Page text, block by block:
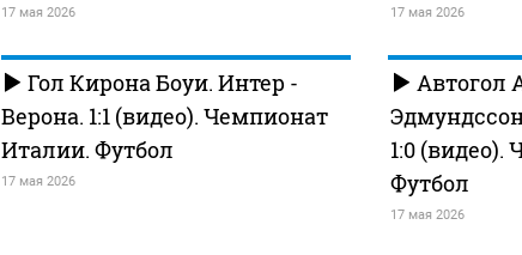
17 мая 2026 17 мая 2026
Гол Кирона Боуи. Интер -
Верона. 1:1 (видео). Чемпионат
Италии. Футбол
17 мая 2026
Автогол
1:0
Футбол
17 мая 2026